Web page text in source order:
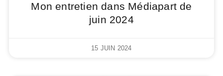
Mon entretien dans Médiapart de
juin 2024
15 JUIN 2024